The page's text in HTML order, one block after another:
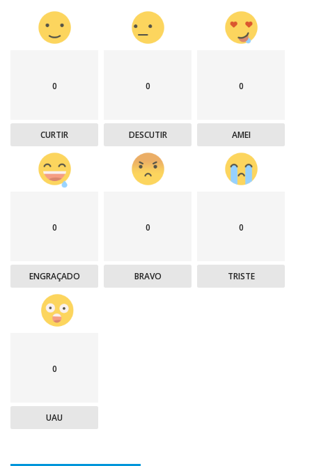
0
CURTIR
0
DESCUTIR
0
AMEI
0
ENGRAÇADO
0
BRAVO
0
TRISTE
0
UAU